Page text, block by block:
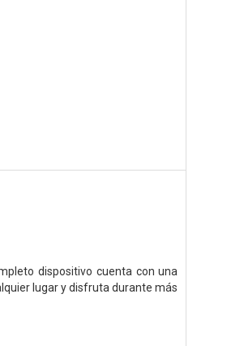
dispositivo cuenta con una
lugar y disfruta durante más